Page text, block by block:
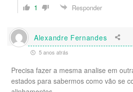
1
Responder
Alexandre Fernandes
5 anos atrás
Precisa fazer a mesma analise em
estados para sabermos como vão se